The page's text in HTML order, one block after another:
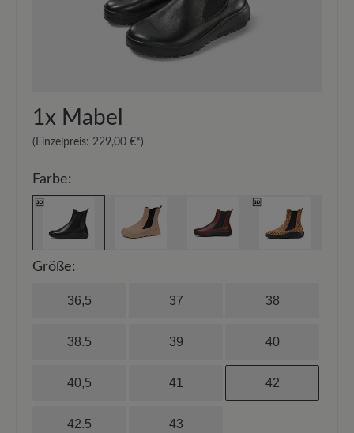
Imprägnierspray Carbon Pro (400 ml)
Halten Sie dabei einen Abstand von 20-30 cm
1x Mabel
(Einzelpreis: 229,00 €*)
Farbe:
Größe:
36,5 37 38
38.5 39 40
40,5 41 42
42.5 43